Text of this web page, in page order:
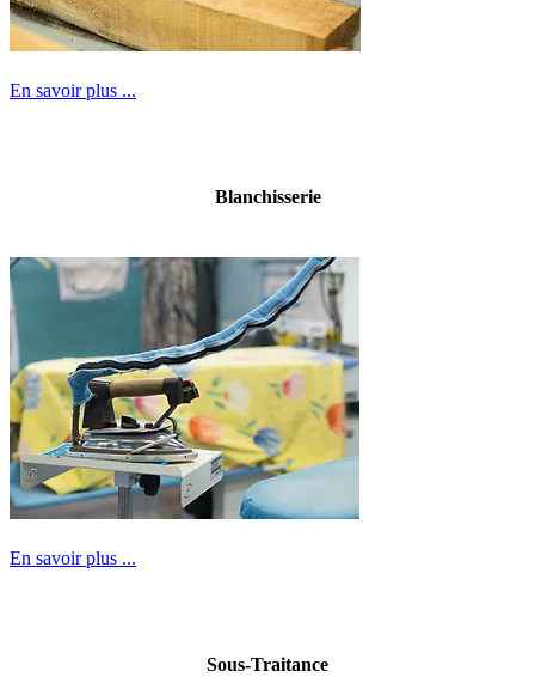
En savoir plus ...
Blanchisserie
En savoir plus ...
Sous-Traitance